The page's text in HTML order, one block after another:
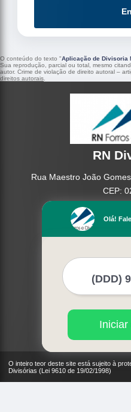
O conteúdo do texto "Aplicação de Divisoria
Sua reprodução, parcial ou total, mesmo
autor. Crime de violação de direito autoral –
direitos autorais
RN
Rua Maestro João
CEP:
Mapa
O inteiro teor deste site está sujeito à
Divisórias (Lei 9610 de 19/02/1998)
Olá!
Iniciar